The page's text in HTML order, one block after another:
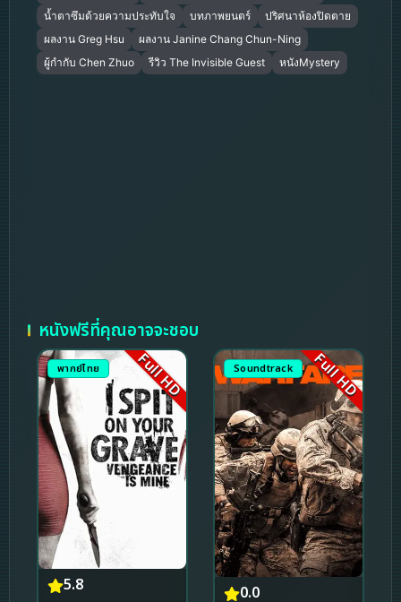
น้ำตาซึมด้วยความประทับใจ
บทภาพยนตร์
ปริศนาห้องปิดตาย
ผลงาน Greg Hsu
ผลงาน Janine Chang Chun-Ning
ผู้กำกับ Chen Zhuo
รีวิว The Invisible Guest หนังMystery
หนังฟรีที่คุณอาจจะชอบ
พากย์ไทย Full HD
5.8
Soundtrack Full HD
0.0